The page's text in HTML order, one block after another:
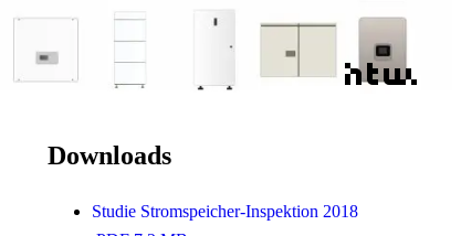
Downloads
Studie Stromspeicher-Inspektion 2018